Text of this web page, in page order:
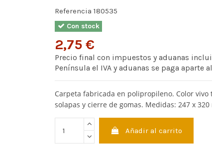
Referencia 180535
Con stock
2,75 €
Precio final con impuestos y aduanas
Península el IVA y aduanas se paga aparte
Carpeta fabricada en polipropileno. Color
solapas y cierre de gomas. Medidas: 247 x 320
Añadir al carrito